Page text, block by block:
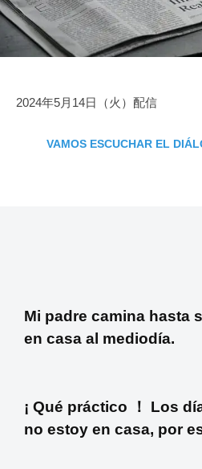
う
2024年5月14日（火）配信
VAMOS ESCUCHAR EL
Mi padre camina hasta
en casa al mediodía.
¡ Qué práctico ！ Los
no estoy en casa, por